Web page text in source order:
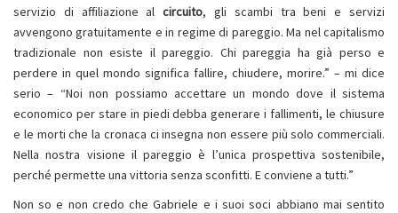
servizio di affiliazione alcircuito, gli scambi tra beni e servizi
avvengono gratuitamente e in regime di pareggio. Ma nel capitalismo
tradizionale non esiste il pareggio. Chi pareggia ha già perso e
perdere in quel mondo significa fallire, chiudere, morire.” – mi dice
serio – “Noi non possiamo accettare un mondo dove il sistema
economico per stare in piedi debba generare i fallimenti, le chiusure
e le morti che la cronaca ci insegna non essere più solo commerciali.
Nella nostra visione il pareggio è l’unica prospettiva sostenibile,
perché permette una vittoria senza sconfitti. E conviene a tutti.”
Non so e non credo che Gabriele e i suoi soci abbiano mai sentito